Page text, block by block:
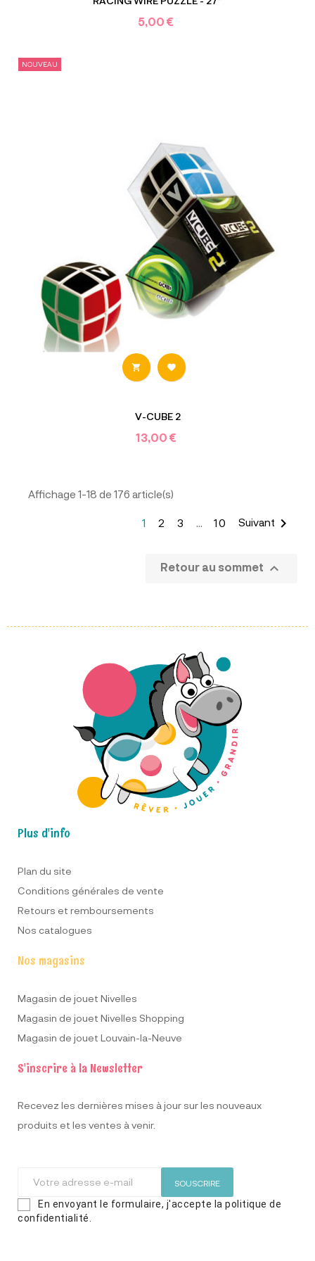
5,00 €
NOUVEAU
 
V-CUBE 2
13,00 €
Affichage 1-18 de 176 article(s)
1 2 3 … 10 Suivant 
Retour au sommet 
Plus d'info
Plan du site
Conditions générales de vente
Retours et remboursements
Nos catalogues
Nos magasins
Magasin de jouet Nivelles
Magasin de jouet Nivelles Shopping
Magasin de jouet Louvain-la-Neuve
S'inscrire à la Newsletter
Recevez les dernières mises à jour sur les nouveaux
produits et les ventes à venir.
SOUSCRIRE
En envoyant le formulaire, j'accepte la politique de
confidentialité.